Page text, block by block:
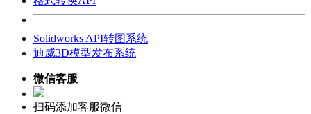
Solidworks API转图系统
迪威3D模型发布系统
微信客服
扫码添加客服微信